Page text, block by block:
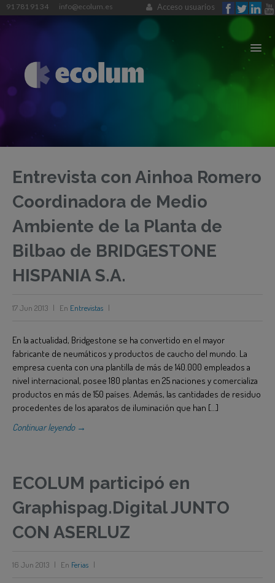
91 781 91 34 info@ecolum.es Acceso usuarios
Pregúntanos
CONÓCENOS
SÚMATE A ECOLUM
LOS RAEES
GESTIÓN DE RESIDUOS
PUNTOS DE RECOGIDA
SALA DE PRENSA
Entrevista con Ainhoa Romero
Coordinadora de Medio
Ambiente de la Planta de
Bilbao de BRIDGESTONE
HISPANIA S.A.
17 Jun 2013 | En Entrevistas |
En la actualidad, Bridgestone se ha convertido en el mayor
fabricante de neumáticos y productos de caucho del mundo. La
empresa cuenta con una plantilla de más de 140.000 empleados a
nivel internacional, posee 180 plantas en 25 naciones y comercializa
productos en más de 150 países. Además, las cantidades de residuo
procedentes de los aparatos de iluminación que han […]
Continuar leyendo →
ECOLUM participó en
Graphispag.Digital JUNTO
CON ASERLUZ
16 Jun 2013 | En Ferias |